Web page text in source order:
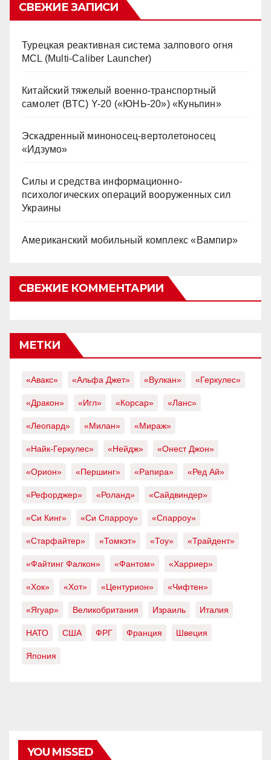
СВЕЖИЕ ЗАПИСИ
Турецкая реактивная система залпового огня
MCL (Multi-Caliber Launcher)
Китайский тяжелый военно-транспортный
самолет (BTC) Y-20 («ЮНЬ-20») «Куньпин»
Эскадренный миноносец-вертолетоносец
«Идзумо»
Силы и средства информационно-
психологических операций вооруженных сил
Украины
Американский мобильный комплекс «Вампир»
СВЕЖИЕ КОММЕНТАРИИ
МЕТКИ
«Авакс» «Альфа Джет» «Вулкан» «Геркулес»
«Дракон» «Игл» «Корсар» «Ланс»
«Леопард» «Милан» «Мираж»
«Найк-Геркулес» «Нейдж» «Онест Джон»
«Орион» «Першинг» «Рапира» «Ред Ай»
«Рефорджер» «Роланд» «Сайдвиндер»
«Си Кинг» «Си Спарроу» «Спарроу»
«Старфайтер» «Томкэт» «Тоу» «Трайдент»
«Файтинг Фалкон» «Фантом» «Харриер»
«Хок» «Хот» «Центурион» «Чифтен»
«Ягуар» Великобритания Израиль Италия
НАТО США ФРГ Франция Швеция
Япония
YOU MISSED